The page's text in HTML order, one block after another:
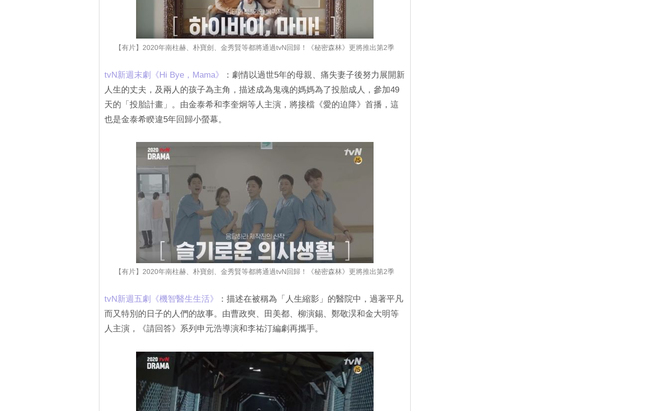
【有片】2020年南柱赫、朴寶劍、金秀賢等都將通過tvN回歸！《秘密森林》更將推出第2季
tvN新週末劇《Hi Bye，Mama》
：劇情以過世5年的母親、痛失妻子後努力展開新
人生的丈夫，及兩人的孩子為主角，描述成為鬼魂的媽媽為了投胎成人，參加49
天的「投胎計畫」。由金泰希和李奎炯等人主演，將接檔《愛的迫降》首播，這
也是金泰希睽違5年回歸小螢幕。
【有片】2020年南柱赫、朴寶劍、金秀賢等都將通過tvN回歸！《秘密森林》更將推出第2季
tvN新週五劇《機智醫生生活》
：描述在被稱為「人生縮影」的醫院中，過著平凡
而又特別的日子的人們的故事。由曹政奭、田美都、柳演錫、鄭敬淏和金大明等
人主演，《請回答》系列申元浩導演和李祐汀編劇再攜手。